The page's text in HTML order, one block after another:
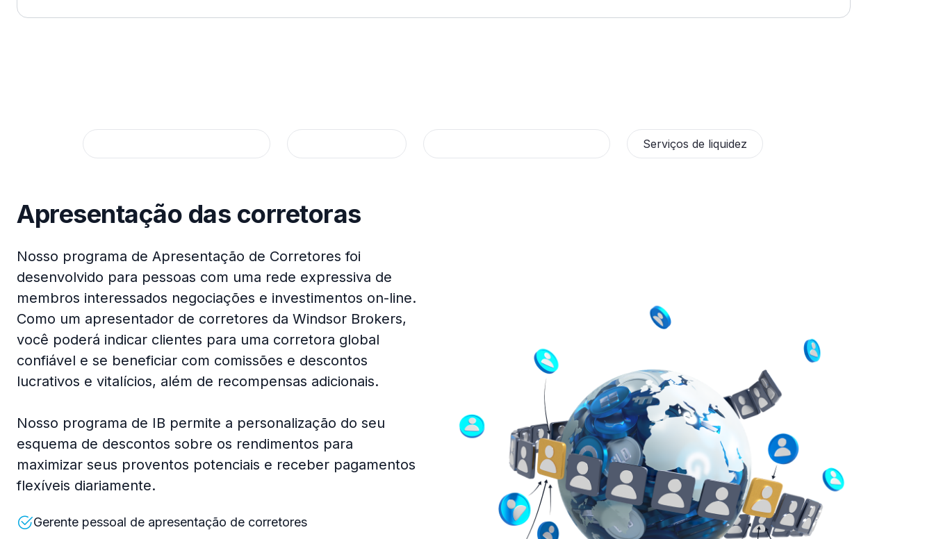
Serviços de liquidez
Apresentação das corretoras
Nosso programa de Apresentação de Corretores foi
desenvolvido para pessoas com uma rede expressiva de
membros interessados negociações e investimentos on-line.
Como um apresentador de corretores da Windsor Brokers,
você poderá indicar clientes para uma corretora global
confiável e se beneficiar com comissões e descontos
lucrativos e vitalícios, além de recompensas adicionais.
Nosso programa de IB permite a personalização do seu
esquema de descontos sobre os rendimentos para
maximizar seus proventos potenciais e receber pagamentos
flexíveis diariamente.
Gerente pessoal de apresentação de corretores